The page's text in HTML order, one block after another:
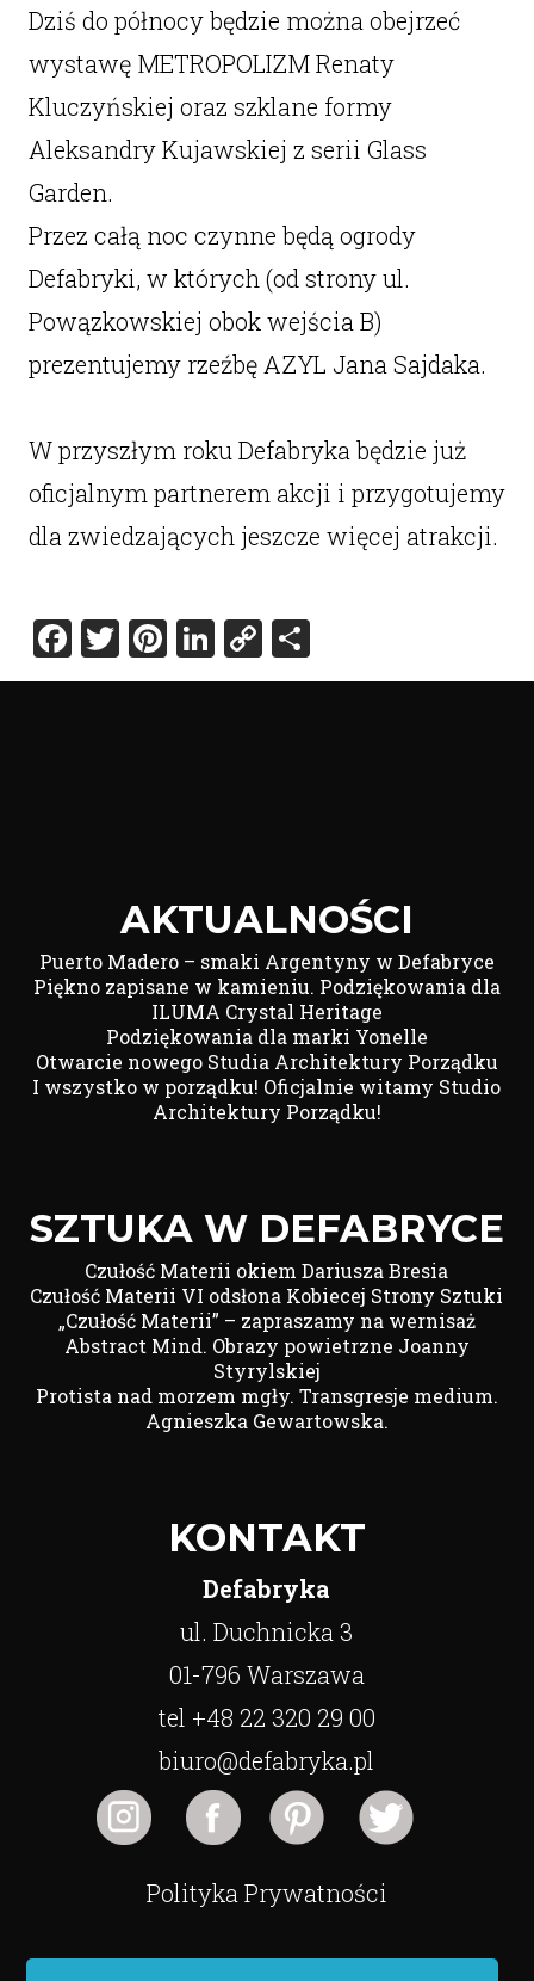
Dziś do północy będzie można obejrzeć
wystawę METROPOLIZM Renaty
Kluczyńskiej oraz szklane formy
Aleksandry Kujawskiej z serii Glass
Garden.
Przez całą noc czynne będą ogrody
Defabryki, w których (od strony ul.
Powązkowskiej obok wejścia B)
prezentujemy rzeźbę AZYL Jana Sajdaka.
W przyszłym roku Defabryka będzie już
oficjalnym partnerem akcji i przygotujemy
dla zwiedzających jeszcze więcej atrakcji.
Facebook
Twitter
Pinterest
LinkedIn
Copy
Link
Share
AKTUALNOŚCI
Puerto Madero – smaki Argentyny w Defabryce
Piękno zapisane w kamieniu. Podziękowania dla
ILUMA Crystal Heritage
Podziękowania dla marki Yonelle
Otwarcie nowego Studia Architektury Porządku
I wszystko w porządku! Oficjalnie witamy Studio
Architektury Porządku!
SZTUKA W DEFABRYCE
Czułość Materii okiem Dariusza Bresia
Czułość Materii VI odsłona Kobiecej Strony Sztuki
„Czułość Materii” – zapraszamy na wernisaż
Abstract Mind. Obrazy powietrzne Joanny
Styrylskiej
Protista nad morzem mgły. Transgresje medium.
Agnieszka Gewartowska.
KONTAKT
Defabryka
ul. Duchnicka 3
01-796 Warszawa
tel +48 22 320 29 00
biuro@defabryka.pl
Polityka Prywatności